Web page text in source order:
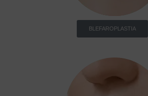
BLEFAROPLASTIA